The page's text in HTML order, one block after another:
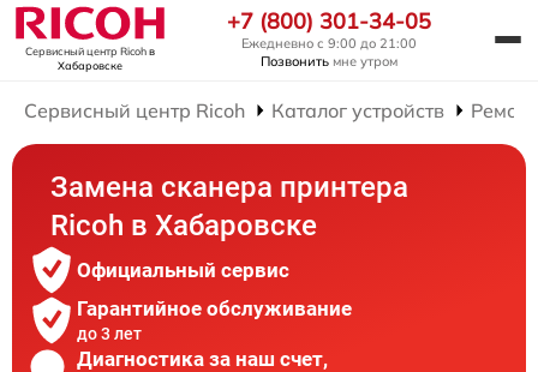
Сервисный центр Ricohв
Хабаровске
+7 (800) 301-34-05
Ежедневно с 9:00 до 21:00
Позвонить мне утром
Сервисный центр Ricoh Каталог устройств
Замена сканера принтера
Ricoh в Хабаровске
Официальный сервис
Гарантийное обслуживание
до 3 лет
Диагностика за наш счет,